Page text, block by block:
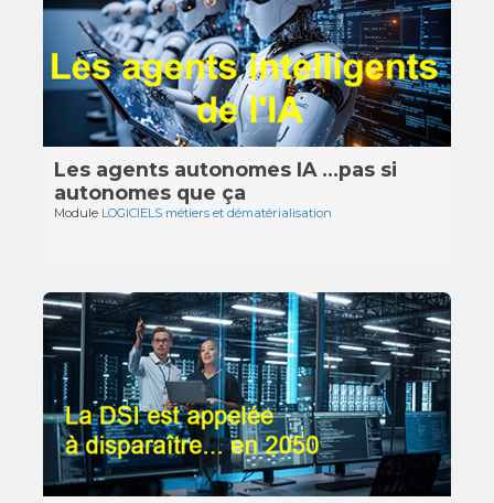
Les agents autonomes IA …pas si
autonomes que ça
Module LOGICIELS métiers et dématérialisation